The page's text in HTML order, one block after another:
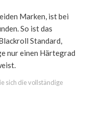
Marken, ist bei
So ist das
Standard,
nur einen Härtegrad
sich die vollständige